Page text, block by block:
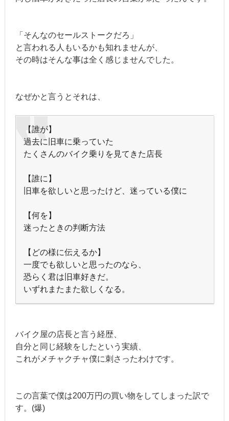
「そんなのセールストークだろ」
と言われる人もいるかも知れませんが、
その時はそんな事は全く感じませんでした。
なぜかと言うとそれは、
【誰が】
過去に旧車に乗っていた
たくさんのバイク乗りを見てきた店長
【誰に】
旧車を欲しいと思ったけど、迷っている僕に
【何を】
迷ったときの判断方法
【どの様に伝えるか】
一度でも欲しいと思ったのなら、
恐らく君は旧車好きだ。
いずれまたまた欲しくなる。
バイク屋の店長と言う経歴、
自分と同じ経験をしたという実績、
これがメチャクチャ僕に刺さったわけです。
この言葉で僕は200万円の買い物をしてしまった訳で
す。(爆)